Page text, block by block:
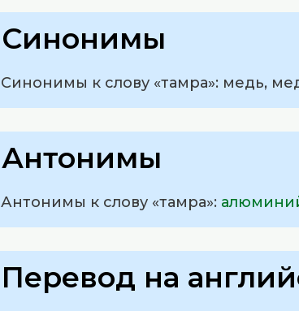
Синонимы
Синонимы к слову «тамра»: медь,
Антонимы
Антонимы к слову «тамра»:
Перевод на